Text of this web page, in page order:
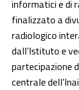
informatici e di
finalizzato a
radiologico
dall’Istituto e
partecipazione
centrale